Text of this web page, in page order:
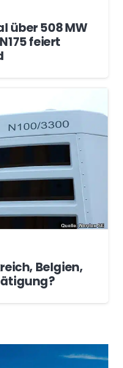
über 508 MW
feiert
Belgien,